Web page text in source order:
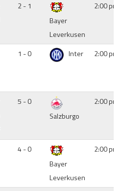
2 - 1
Bayer
Leverkusen
2:00 pm
1 - 0 Inter 2:00 pm
5 - 0
Salzburgo
2:00 pm
4 - 0
Bayer
Leverkusen
2:00 pm